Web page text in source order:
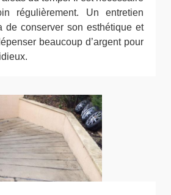
régulièrement. Un entretien
de conserver son esthétique et
beaucoup d’argent pour